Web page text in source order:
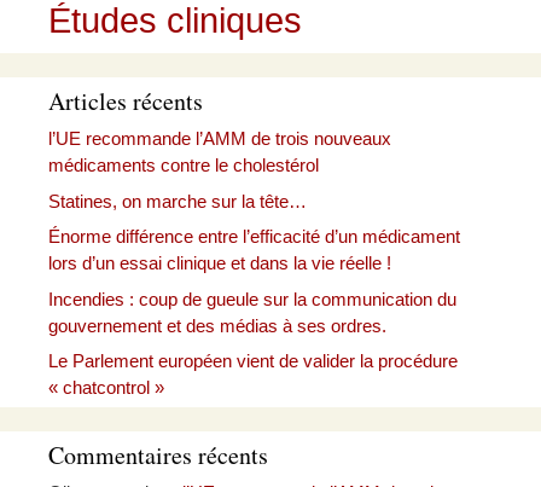
Études cliniques
Articles récents
l’UE recommande l’AMM de trois nouveaux
médicaments contre le cholestérol
Statines, on marche sur la tête…
Énorme différence entre l’efficacité d’un médicament
lors d’un essai clinique et dans la vie réelle !
Incendies : coup de gueule sur la communication du
gouvernement et des médias à ses ordres.
Le Parlement européen vient de valider la procédure
« chatcontrol »
Commentaires récents